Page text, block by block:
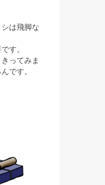
は飛脚な
す。
ってみま
です。